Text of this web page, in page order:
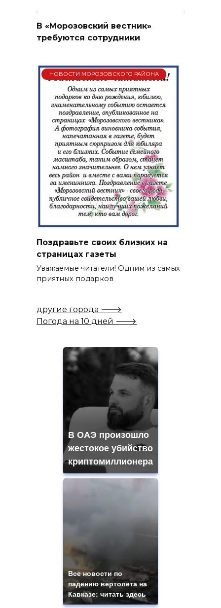
В «Морозовский вестник»
требуются сотрудники
НОВОСТИ МОРОЗОВСКОГО РАЙОНА
Поздравьте своих близких на
страницах газеты
Уважаемые читатели! Одним из самых
приятных подарков
другие города 🡒
Погода на 10 дней 🡒
В ОАЭ произошло
жестокое убийство
криптомиллионера
Все новости по
падению вертолета на
Кавказе: читать здесь